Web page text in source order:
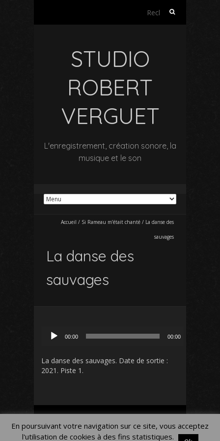
Rechercher :
STUDIO
ROBERT
VERGUET
L'enregistrement, création sonore, la
musique et le son
Accueil / Si Rameau m’était chanté / La danse des
sauvages
La danse des
sauvages
00:00 00:00
La danse des sauvages. Date de sortie :
2021. Piste 1.
Mentions légales
En poursuivant votre navigation sur ce site, vous acceptez
l'utilisation de cookies à des fins statistiques.